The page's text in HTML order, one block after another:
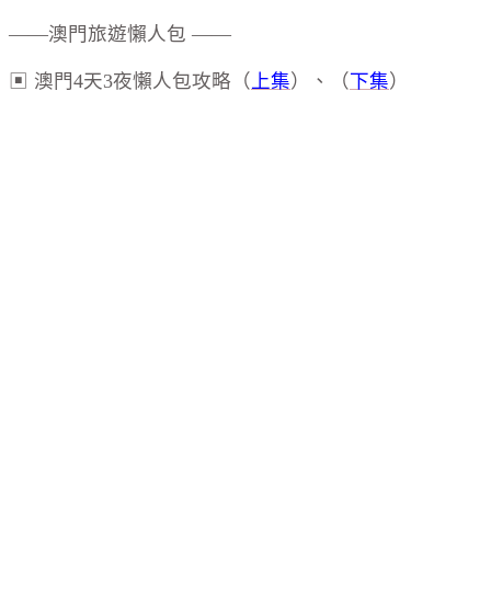
——澳門旅遊懶人包 ——
▣ 澳門4天3夜懶人包攻略（ 上集）、（下集）